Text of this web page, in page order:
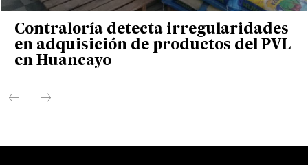
Contraloría detecta irregularidades
en adquisición de productos del PVL
en Huancayo